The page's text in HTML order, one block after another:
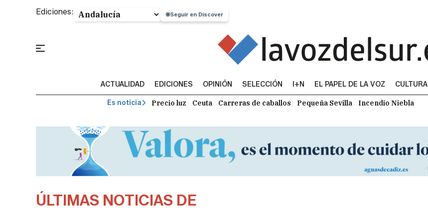
Ediciones: Seguir en Discover
ACTUALIDAD EDICIONES OPINIÓN SELECCIÓN I+N EL PAPEL DE LA VOZ CULTURA
Es noticia Precio luz Ceuta Carreras de caballos Pequeña Sevilla Incendio Niebla
ÚLTIMAS NOTICIAS DE